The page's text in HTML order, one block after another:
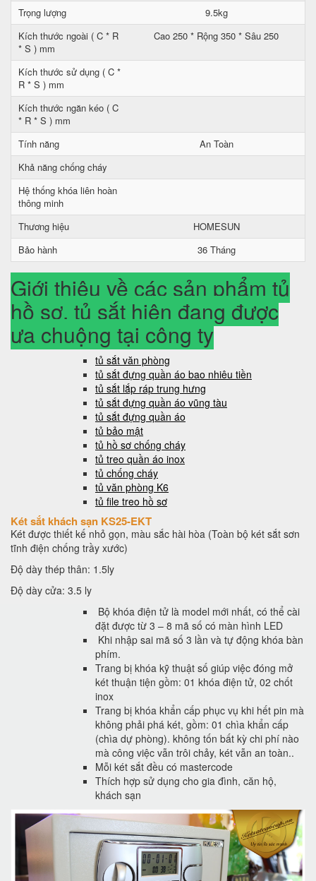
Trọng lượng
9.5kg
Kích thước ngoài ( C * R
* S ) mm
Cao 250 * Rộng 350 * Sâu 250
Kích thước sử dụng ( C *
R * S ) mm
Kích thước ngăn kéo ( C
* R * S ) mm
Tính năng
An Toàn
Khả năng chống cháy
Hệ thống khóa liên hoàn
thông minh
Thương hiệu
HOMESUN
Bảo hành
36 Tháng
Giới thiệu về các sản phẩm tủ
hồ sơ, tủ sắt hiện đang được
ưa chuộng tại công ty
tủ sắt văn phòng
tủ sắt đựng quần áo bao nhiêu tiền
tủ sắt lắp ráp trung hưng
tủ sắt đựng quần áo vũng tàu
tủ sắt đựng quần áo
tủ bảo mật
tủ hồ sơ chống cháy
tủ treo quần áo inox
tủ chống cháy
tủ văn phòng K6
tủ file treo hồ sơ
Két sắt khách sạn KS25-EKT
Két được thiết kế nhỏ gọn, màu sắc hài hòa (Toàn bộ két sắt sơn
tĩnh điện chống trầy xước)
Độ dày thép thân: 1.5ly
Độ dày cửa: 3.5 ly
Bộ khóa điện tử là model mới nhất, có thể cài
đặt được từ 3 – 8 mã số có màn hình LED
Khi nhập sai mã số 3 lần và tự động khóa bàn
phím.
Trang bị khóa kỹ thuật số giúp việc đóng mở
két thuận tiện gồm: 01 khóa điện tử, 02 chốt
inox
Trang bị khóa khẩn cấp phục vụ khi hết pin mà
không phải phá két, gồm: 01 chìa khẩn cấp
(chìa dự phòng). không tốn bất kỳ chi phí nào
mà công việc vẫn trôi chảy, két vẫn an toàn..
Mỗi két sắt đều có mastercode
Thích hợp sử dụng cho gia đình, căn hộ,
khách sạn